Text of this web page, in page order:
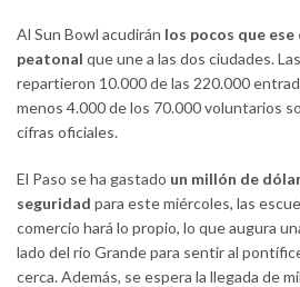
Al Sun Bowl acudirán los pocos que
peatonal que une a las dos ciudades.
repartieron 10.000 de las 220.000
menos 4.000 de los 70.000 voluntarios
cifras oficiales.
El Paso se ha gastado un millón de
seguridad para este miércoles, las
comercio hará lo propio, lo que augura
lado del río Grande para sentir al
cerca. Además, se espera la llegada de